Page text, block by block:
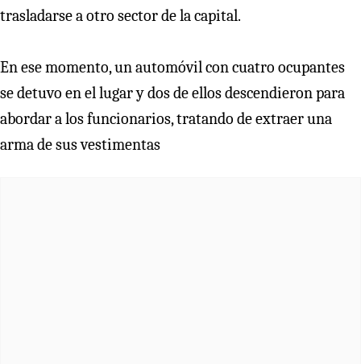
trasladarse a otro sector de la capital.
En ese momento, un automóvil con cuatro ocupantes
se detuvo en el lugar y dos de ellos descendieron para
abordar a los funcionarios, tratando de extraer una
arma de sus vestimentas